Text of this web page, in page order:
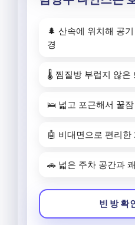
🌲 산속에 위치해 공
경
🌡️ 찜질방 부럽지 않은
🛌 넓고 포근해서 꿀
🤖 비대면으로 편리
🚗 넓은 주차 공간과
빈 방 확